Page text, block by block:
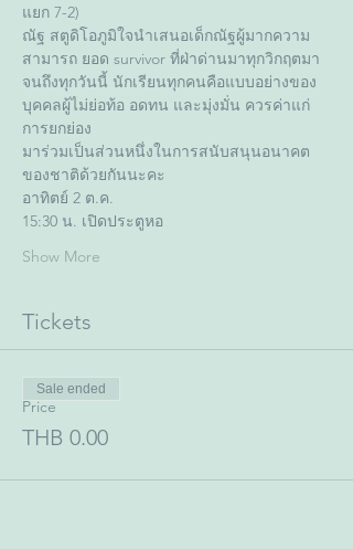
แยก 7-2)
ณัฐ สตูดิโอภูมิใจนำเสนอเด็กณัฐผู้มากความ
สามารถ ยอด survivor ที่ฝ่าด่านมาทุกวิกฤตมา
จนถึงทุกวันนี้ นักเรียนทุกคนคือแบบอย่างของ
บุคคลผู้ไม่ย่อท้อ อดทน และมุ่งมั่น ควรค่าแก่
การยกย่อง
มาร่วมเป็นส่วนหนึ่งในการสนับสนุนอนาคต
ของชาติด้วยกันนะคะ
อาทิตย์ 2 ต.ค.
15:30 น. เปิดประตูหอ
Show More
Tickets
Price
THB 0.00
Sale ended